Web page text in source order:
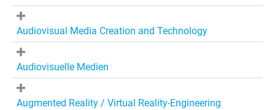
Audiovisual Media Creation and Technology
Audiovisuelle Medien
Augmented Reality / Virtual Reality-Engineering